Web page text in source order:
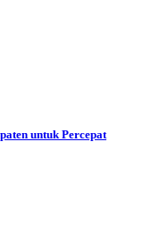
untuk Percepat